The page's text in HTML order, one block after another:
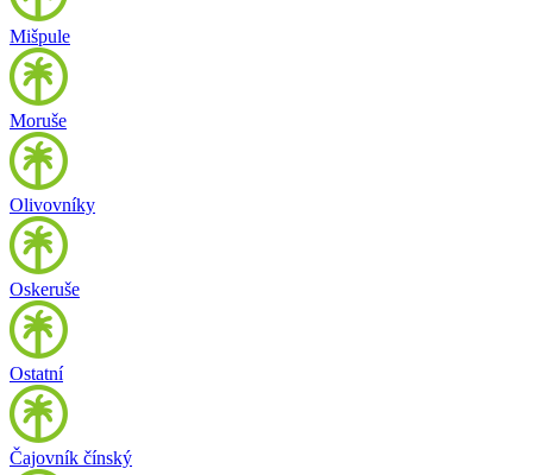
Mišpule
Moruše
Olivovníky
Oskeruše
Ostatní
Čajovník čínský